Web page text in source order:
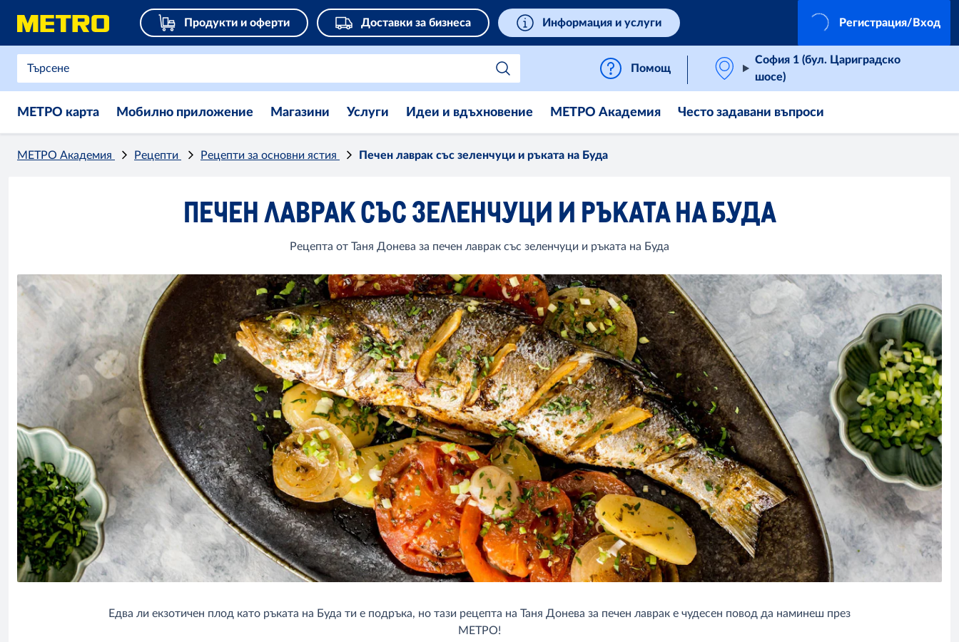
Продукти и оферти Доставки за бизнеса Информация и услуги Регистрация/Вход
Помощ
София 1 (бул. Цариградско
шосе)
МЕТРО карта Мобилно приложение Магазини Услуги Идеи и вдъхновение МЕТРО Академия Често задавани въпроси
МЕТРО Академия Рецепти Рецепти за основни ястия Печен лаврак със зеленчуци и ръката на Буда
ПЕЧЕН ЛАВРАК СЪС ЗЕЛЕНЧУЦИ И РЪКАТА НА БУДА
Рецепта от Таня Донева за печен лаврак със зеленчуци и ръката на Буда
Едва ли екзотичен плод като ръката на Буда ти е подръка, но тази рецепта на Таня Донева за печен лаврак е чудесен повод да наминеш през
МЕТРО!